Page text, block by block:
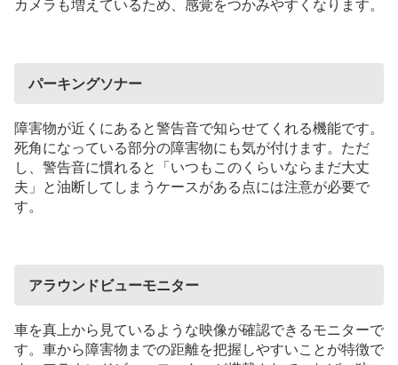
カメラも増えているため、感覚をつかみやすくなります。
パーキングソナー
障害物が近くにあると警告音で知らせてくれる機能です。
死角になっている部分の障害物にも気が付けます。ただ
し、警告音に慣れると「いつもこのくらいならまだ大丈
夫」と油断してしまうケースがある点には注意が必要で
す。
アラウンドビューモニター
車を真上から見ているような映像が確認できるモニターで
す。車から障害物までの距離を把握しやすいことが特徴で